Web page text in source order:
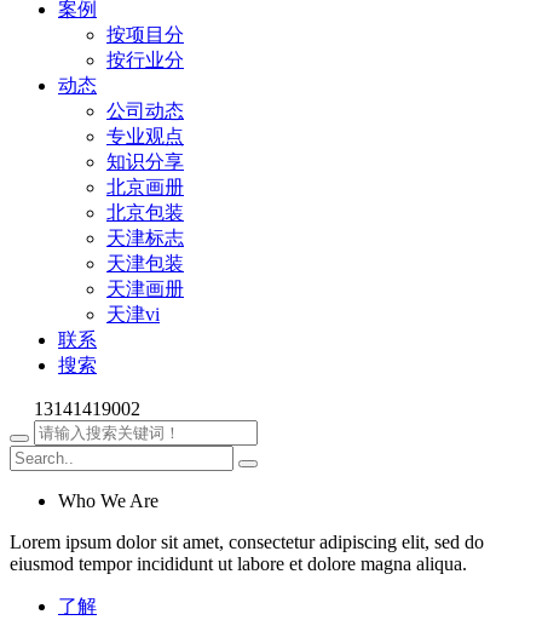
案例
按项目分
按行业分
动态
公司动态
专业观点
知识分享
北京画册
北京包装
天津标志
天津包装
天津画册
天津vi
联系
搜索
13141419002
Who We Are
Lorem ipsum dolor sit amet, consectetur adipiscing elit, sed do
eiusmod tempor incididunt ut labore et dolore magna aliqua.
了解